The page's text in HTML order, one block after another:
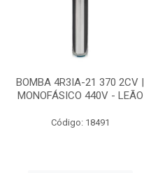
BOMBA 4R3IA-21 370 2CV |
MONOFÁSICO 440V - LEÃO
Código: 18491